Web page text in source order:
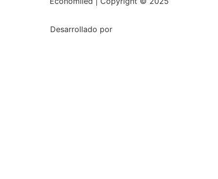
Desarrollado por